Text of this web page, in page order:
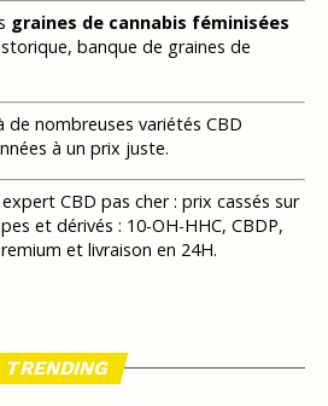
graines de cannabis féminisées
banque de graines de
de nombreuses variétés CBD
à un prix juste.
CBD pas cher : prix cassés sur
et dérivés : 10-OH-HHC, CBDP,
et livraison en 24H.
TRENDING